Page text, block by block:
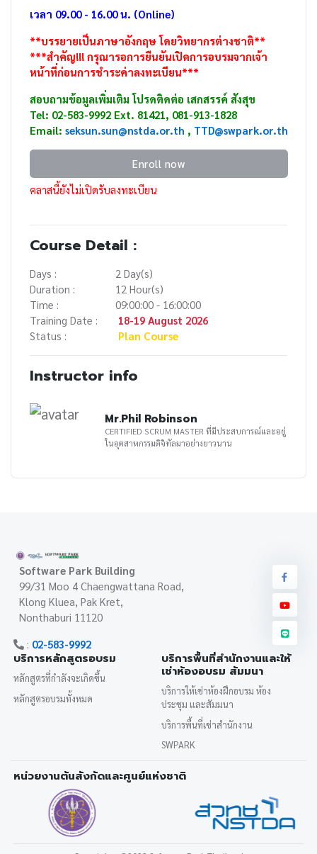
เวลา 09.00 - 16.00 น. (Online)
**บรรยายเป็นภาษาอังกฤษ โดยวิทยากรต่างชาติ**
***สำคัญ!!! กรุณารอการยืนยันเปิดการอบรมจากเจ้า
หน้าที่ก่อนการชำระค่าลงทะเบียน***
สอบถามข้อมูลเพิ่มเติม โปรดติดต่อ เสกสรรค์ สังสุข
Tel: 02-583-9992 Ext. 81421, 081-913-1828
Email: seksun.sun@nstda.or.th , TTD@swpark.or.th
Enroll now
คลาสนี้ยังไม่เปิดรับลงทะเบียน
Course Detail :
Days :
2 Day(s)
Duration :
12 Hour(s)
Time :
09:00:00 - 16:00:00
Training Date :
18-19 August 2026
Status :
Plan Course
Instructor info
Mr.Phil Robinson
CERTIFIED SCRUM MASTER ที่มีประสบการณ์และอยู่
ในอุตสาหกรรมดิจิทัลมาอย่างยาวนาน
Software Park Building
99/31 Moo 4 Chaengwattana Road,
Klong Kluea, Pak Kret,
Nonthaburi 11120
: 02-583-9992
บริการหลักสูตรอบรม
หลักสูตรที่กำลังจะเกิดขึ้น
หลักสูตรอบรมทั้งหมด
บริการพื้นที่สำนักงานและให้
เช่าห้องอบรม สัมมนา
บริการให้เช่าห้องฝึกอบรม ห้อง
ประชุม และสัมมนา
บริการพื้นที่เช่าสำนักงาน
SWPARK
หน่วยงานต้นสังกัดและศูนย์แห่งชาติ